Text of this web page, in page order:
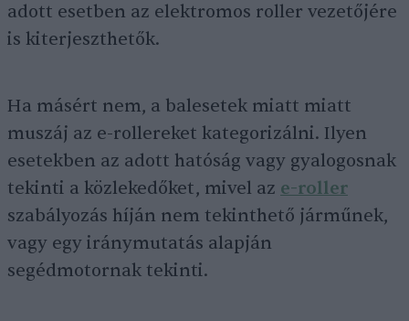
adott esetben az elektromos roller vezetőjére
is kiterjeszthetők.
Ha másért nem, a balesetek miatt miatt
muszáj az e-rollereket kategorizálni. Ilyen
esetekben az adott hatóság vagy gyalogosnak
tekinti a közlekedőket, mivel az e-roller
szabályozás híján nem tekinthető járműnek,
vagy egy iránymutatás alapján
segédmotornak tekinti.